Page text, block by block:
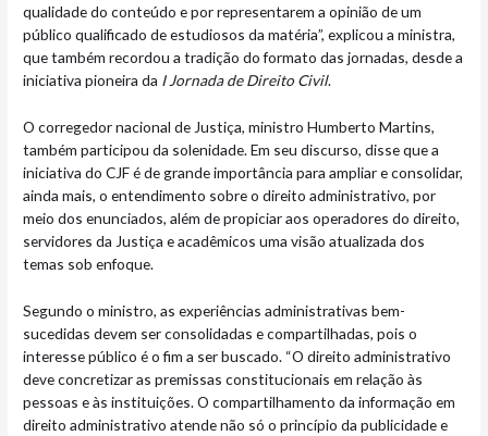
qualidade do conteúdo e por representarem a opinião de um
público qualificado de estudiosos da matéria”, explicou a ministra,
que também recordou a tradição do formato das jornadas, desde a
iniciativa pioneira da I Jornada de Direito Civil.
O corregedor nacional de Justiça, ministro Humberto Martins,
também participou da solenidade. Em seu discurso, disse que a
iniciativa do CJF é de grande importância para ampliar e consolidar,
ainda mais, o entendimento sobre o direito administrativo, por
meio dos enunciados, além de propiciar aos operadores do direito,
servidores da Justiça e acadêmicos uma visão atualizada dos
temas sob enfoque.
Segundo o ministro, as experiências administrativas bem-
sucedidas devem ser consolidadas e compartilhadas, pois o
interesse público é o fim a ser buscado. “O direito administrativo
deve concretizar as premissas constitucionais em relação às
pessoas e às instituições. O compartilhamento da informação em
direito administrativo atende não só o princípio da publicidade e